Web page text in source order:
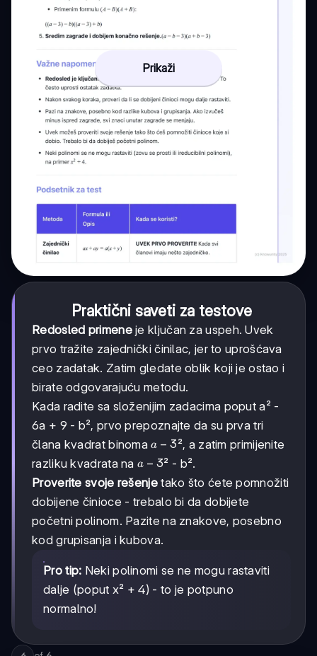
Prikaži
Praktični saveti za testove
Redosled primeneje ključan za uspeh. Uvek
prvo tražite zajednički činilac, jer to uprošćava
ceo zadatak. Zatim gledate oblik koji je ostao i
birate odgovarajuću metodu.
Kada radite sa složenijim zadacima poput a² -
6a + 9 - b², prvo prepoznajte da su prva tri
člana kvadrat binomaa
a − 3², a zatim primijenite
razliku kvadrata naa
-
3
a − 3² - b².
Proverite svoje rešenjetako što ćete pomnožiti
dobijene činioce - trebalo bi da dobijete
početni polinom. Pazite na znakove, posebno
kod grupisanja i kubova.
Pro tip: Neki polinomi se ne mogu rastaviti
dalje (poput x² + 4) - to je potpuno
normalno!